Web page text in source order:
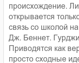
происхождение.
открывается
связь со школой
Дж. Беннет.
Приводятся как
просто сходные